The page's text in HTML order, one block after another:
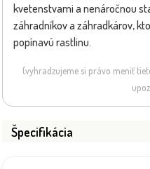
kvetenstvami a nenáročnou
záhradníkov a záhradkárov,
popínavú rastlinu.
(vyhradzujeme si právo meniť
Špecifikácia